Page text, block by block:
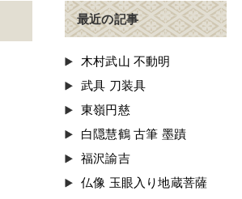
最近の記事
木村武山 不動明
武具 刀装具
東嶺円慈
白隠慧鶴 古筆 墨蹟
福沢諭吉
仏像 玉眼入り地蔵菩薩